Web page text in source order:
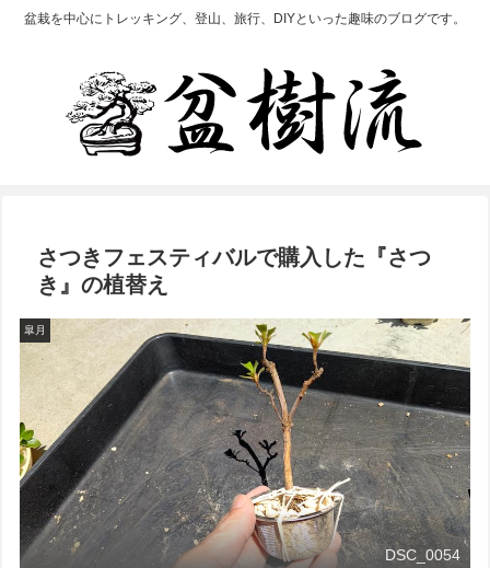
盆栽を中心にトレッキング、登山、旅行、DIYといった趣味のブログです。
さつきフェスティバルで購入した『さつ
き』の植替え
皐月
DSC_0054